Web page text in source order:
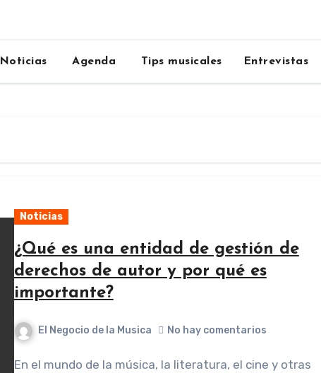
Noticias Agenda Tips musicales Entrevistas
Noticias
¿Qué es una entidad de gestión de
derechos de autor y por qué es
importante?
El Negocio de la Musica No hay comentarios
En el mundo de la música, la literatura, el cine y otras